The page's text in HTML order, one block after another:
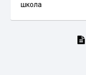
школа